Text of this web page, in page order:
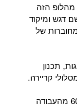
הזה
דגש ומיקוד
של
תכנון
קריירה.
במקביל, מציעים החוקרים להעביר כ-60% מהעבודה